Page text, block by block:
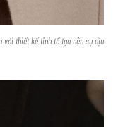
với thiết kế tinh tế tạo nên sự dịu